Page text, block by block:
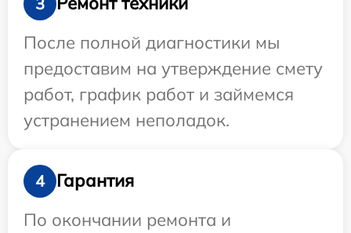
После полной диагностики мы
предоставим на утверждение смету
работ, график работ и займемся
устранением неполадок.
4
Гарантия
По окончании ремонта и